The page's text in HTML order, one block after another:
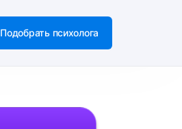
Подобрать психолога